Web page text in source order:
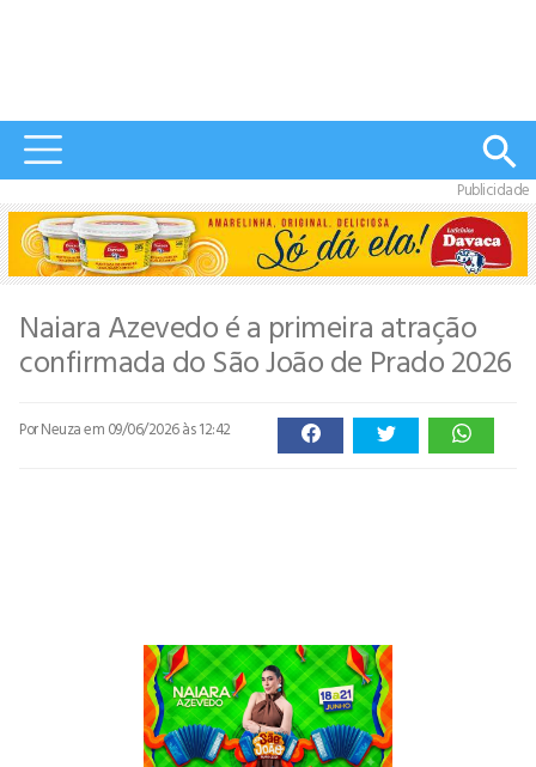
Publicidade
Naiara Azevedo é a primeira atração
confirmada do São João de Prado 2026
Por Neuzaem 09/06/2026 às 12:42